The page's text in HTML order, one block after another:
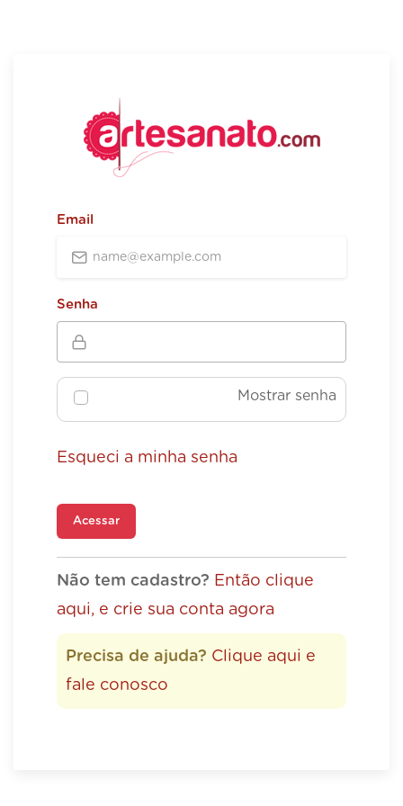
Email
Senha
Mostrar senha
Esqueci a minha senha
Acessar
Não tem cadastro? Então clique
aqui, e crie sua conta agora
Precisa de ajuda? Clique aqui e
fale conosco